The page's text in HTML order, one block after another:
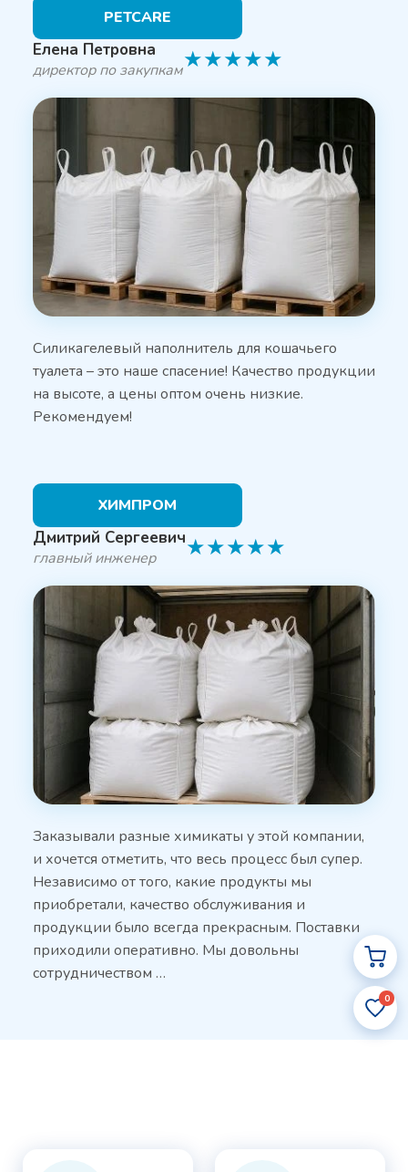
0
PETCARE
Елена Петровна
директор по закупкам★★★★★
Силикагелевый наполнитель для кошачьего
туалета – это наше спасение! Качество продукции
на высоте, а цены оптом очень низкие.
Рекомендуем!
ХИМПРОМ
Дмитрий Сергеевич
главный инженер ★★★★★
Заказывали разные химикаты у этой компании,
и хочется отметить, что весь процесс был супер.
Независимо от того, какие продукты мы
приобретали, качество обслуживания и
продукции было всегда прекрасным. Поставки
приходили оперативно. Мы довольны
сотрудничеством …